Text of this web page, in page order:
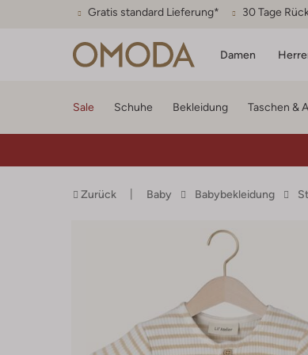
Gratis standard Lieferung* 30 Tage
Damen
Sale Schuhe Bekleidung Taschen &
Zurück Baby Babybekleidung